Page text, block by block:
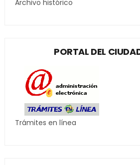
Archivo histórico
PORTAL DEL
Trámites en línea